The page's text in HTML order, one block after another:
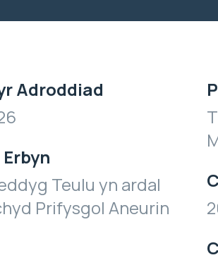
Adroddiad
Teulu yn ardal
Prifysgol Aneurin